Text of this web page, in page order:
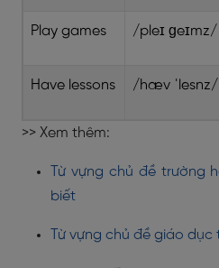
Play games /pleɪ ɡeɪmz/
Have lessons /hæv ˈlesnz/
>> Xem thêm:
Từ vựng chủ đề trường
biết
Từ vựng chủ đề giáo